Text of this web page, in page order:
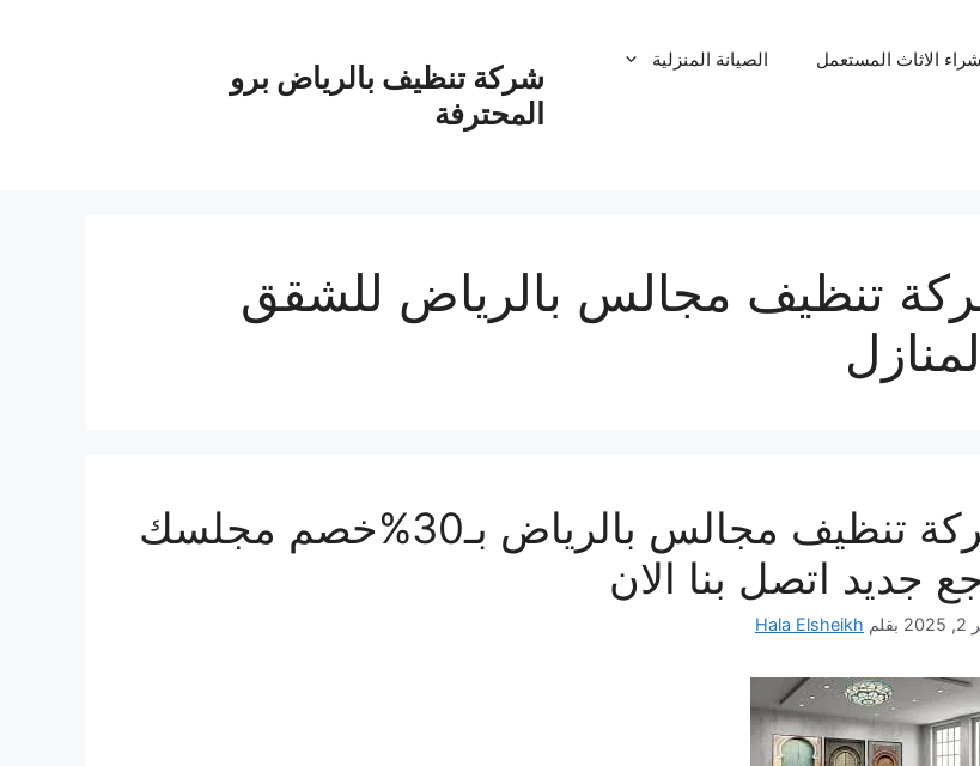
شركة تنظيف بالرياض برو
المحترفة
شراء الاثاث المستعمل الصيانة المنزلية
تنظيف مجالس بالرياض للشقق
شركة تنظيف مجالس بالرياض بـ30%خصم مجلسك
جديد اتصل بنا الان
بقلم Hala Elsheikh